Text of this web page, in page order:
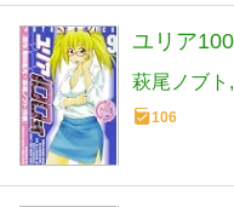
ユリア
萩尾ノブト
106